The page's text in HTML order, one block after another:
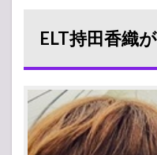
がつ
いに
旦那
(夫)
との
出会
ELT持田香織